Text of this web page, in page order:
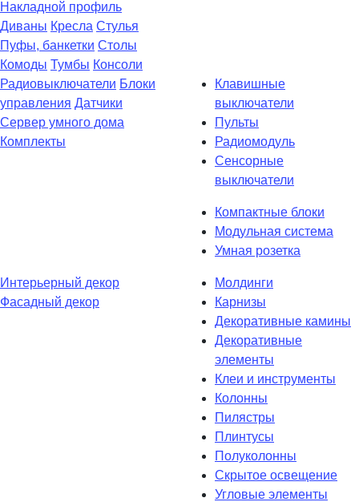
Накладной профиль
Диваны Кресла Стулья
Пуфы, банкетки Столы
Комоды Тумбы Консоли
Радиовыключатели Блоки
управления Датчики
Сервер умного дома
Комплекты
Клавишные
выключатели
Пульты
Радиомодуль
Сенсорные
выключатели
Компактные блоки
Модульная система
Умная розетка
Интерьерный декор
Фасадный декор
Молдинги
Карнизы
Декоративные камины
Декоративные
элементы
Клеи и инструменты
Колонны
Пилястры
Плинтусы
Полуколонны
Скрытое освещение
Угловые элементы